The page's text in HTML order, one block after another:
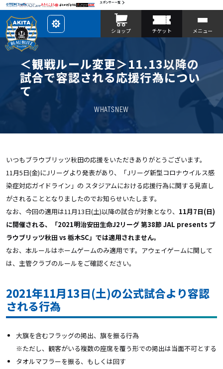
スポンサー一覧
レ
イ
ア
を
カ
ス
タ
マ
ショップ チケット メニュー
＜観戦ルール変更＞11.13以降の
試合で容認される応援行為につい
て
WHATSNEW
いつもブラウブリッツ秋田の応援をいただきありがとうございます。
11月5日(金)にJリーグより発表があり、「Jリーグ新型コロナウイルス感
染症対応ガイドライン」の スタジアムにおける応援行為に関する見直し
がされることとなりましたのでお知らせいたします。
なお、今回の適用は11月13日(土)以降の試合が対象となり、 11月7日(日)
に開催される、「2021明治安田生命J2リーグ 第38節 JAL presents ブ
ラウブリッツ秋田 vs 栃木SC」では適用されません。
なお、本ルールはホームゲームのみ適用です。アウェイゲームに関して
は、主管クラブのルールをご確認ください。
2021年11月13日(土)の公式試合より容認
される行為
大旗を含むフラッグの掲出、旗を振る行為
※ただし、観客がいる複数の座席を覆う形での掲出は当面不可とする
タオルマフラーを振る、もしくは回す